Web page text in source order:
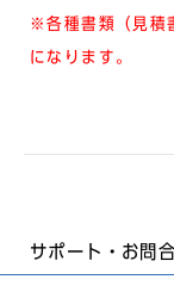
※各種書類（見積
になります。
サポート・お問